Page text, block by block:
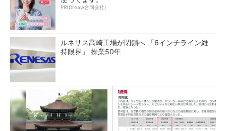
PR(Dreaw合同会社)
ルネサス高崎工場が閉鎖へ 「6インチライン維
持限界」 操業50年